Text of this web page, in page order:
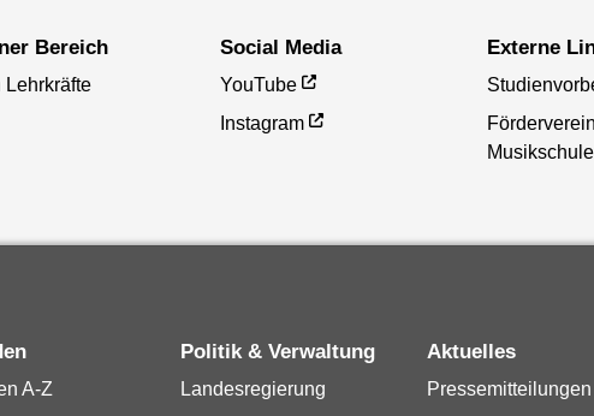
Bereich
Lehrkräfte
Social Media
YouTube
Instagram
Externe
A-Z
Politik & Verwaltung
Landesregierung
Aktuelles
Pressemitteilungen